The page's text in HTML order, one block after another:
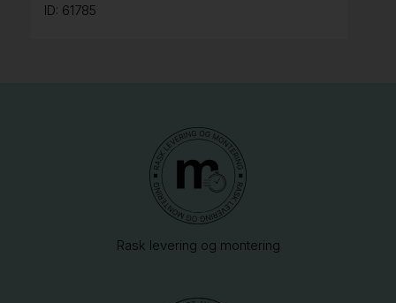
ID: 61785
Rask levering og montering